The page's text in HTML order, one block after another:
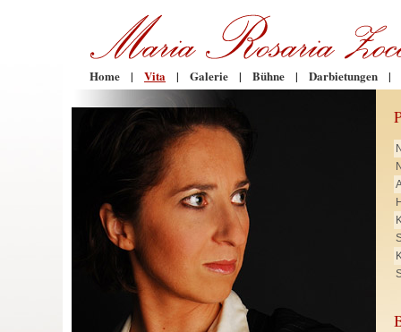
Home | Vita | Galerie | Bühne | Darbietungen |